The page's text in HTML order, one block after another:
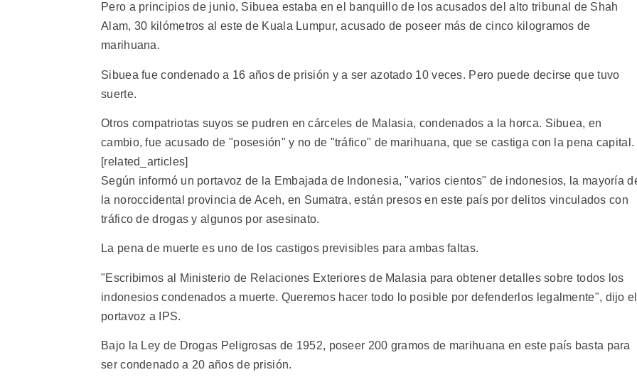
Pero a principios de junio, Sibuea estaba en el banquillo de los acusados del alto tribunal de Shah
Alam, 30 kilómetros al este de Kuala Lumpur, acusado de poseer más de cinco kilogramos de
marihuana.
Sibuea fue condenado a 16 años de prisión y a ser azotado 10 veces. Pero puede decirse que tuvo
suerte.
Otros compatriotas suyos se pudren en cárceles de Malasia, condenados a la horca. Sibuea, en
cambio, fue acusado de "posesión" y no de "tráfico" de marihuana, que se castiga con la pena capital.
[related_articles]
Según informó un portavoz de la Embajada de Indonesia, "varios cientos" de indonesios, la mayoría
la noroccidental provincia de Aceh, en Sumatra, están presos en este país por delitos vinculados con
tráfico de drogas y algunos por asesinato.
La pena de muerte es uno de los castigos previsibles para ambas faltas.
"Escribimos al Ministerio de Relaciones Exteriores de Malasia para obtener detalles sobre todos los
indonesios condenados a muerte. Queremos hacer todo lo posible por defenderlos legalmente", dijo el
portavoz a IPS.
Bajo la Ley de Drogas Peligrosas de 1952, poseer 200 gramos de marihuana en este país basta para
ser condenado a 20 años de prisión.